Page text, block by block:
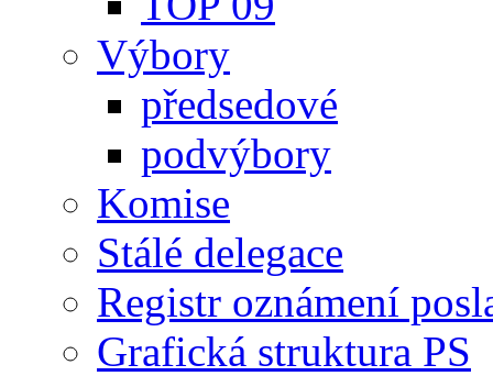
Výbory
předsedové
podvýbory
Komise
Stálé delegace
Registr oznámení
Grafická struktura PS